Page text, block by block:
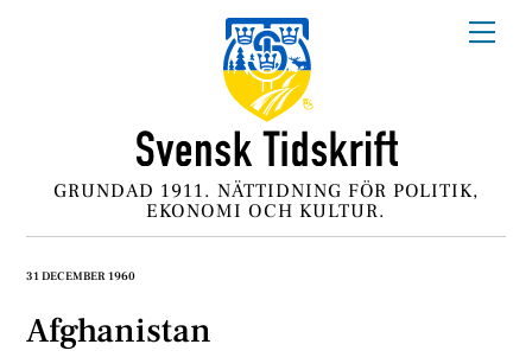
GRUNDAD 1911. NÄTTIDNING FÖR POLITIK,
EKONOMI OCH KULTUR.
31 DECEMBER 1960
Afghanistan